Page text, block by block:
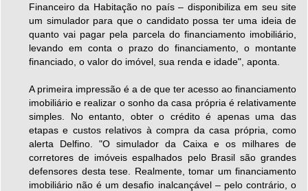
Financeiro da Habitação no país – disponibiliza em seu site
um simulador para que o candidato possa ter uma ideia de
quanto vai pagar pela parcela do financiamento imobiliário,
levando em conta o prazo do financiamento, o montante
financiado, o valor do imóvel, sua renda e idade", aponta.
A primeira impressão é a de que ter acesso ao financiamento
imobiliário e realizar o sonho da casa própria é relativamente
simples. No entanto, obter o crédito é apenas uma das
etapas e custos relativos à compra da casa própria, como
alerta Delfino. "O simulador da Caixa e os milhares de
corretores de imóveis espalhados pelo Brasil são grandes
defensores desta tese. Realmente, tomar um financiamento
imobiliário não é um desafio inalcançável – pelo contrário, o